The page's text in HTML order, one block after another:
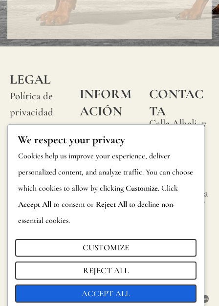
LEGAL
Política de
privacidad
Política de
cookies
Condiciones
generales
Aviso legal
INFORM
ACIÓN
Preguntas
frecuentes
Información
productos
Catalogo para
distribuidores
Sostenibilidad
CONTAC
TA
Calle Alheli, 7
de la Victoria
Málaga,
España
hola@jamesma
lonefabrics.co
m
Fabrics,
2021
We respect your privacy
Cookies help us improve your experience, deliver
personalized content, and analyze traffic. You can choose
which cookies to allow by clicking Customize. Click
Accept All to consent or Reject All to decline non-
essential cookies.
CUSTOMIZE
REJECT ALL
ACCEPT ALL